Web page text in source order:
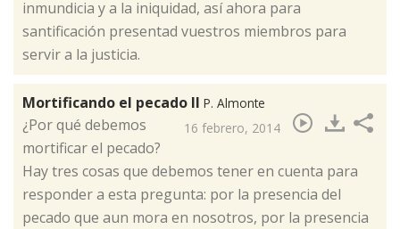
inmundicia y a la iniquidad, así ahora para
santificación presentad vuestros miembros para
servir a la justicia.
Mortificando el pecado II P. Almonte
16 febrero, 2014
¿Por qué debemos
mortificar el pecado?
Hay tres cosas que debemos tener en cuenta para
responder a esta pregunta: por la presencia del
pecado que aun mora en nosotros, por la presencia